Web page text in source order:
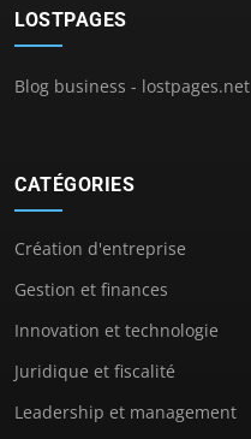
LOSTPAGES
Blog business - lostpages.net
CATÉGORIES
Création d'entreprise
Gestion et finances
Innovation et technologie
Juridique et fiscalité
Leadership et management